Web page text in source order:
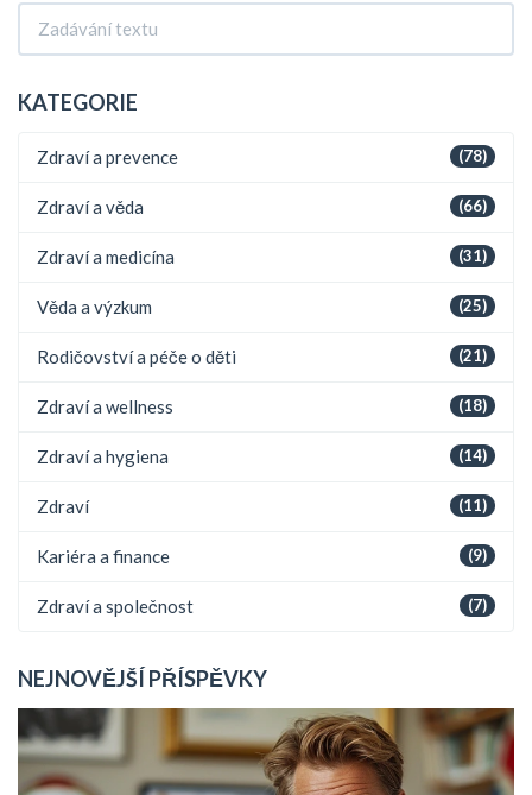
KATEGORIE
(78)
Zdraví a prevence
(66)
Zdraví a věda
(31)
Zdraví a medicína
(25)
Věda a výzkum
(21)
Rodičovství a péče o děti
(18)
Zdraví a wellness
(14)
Zdraví a hygiena
(11)
Zdraví
(9)
Kariéra a finance
(7)
Zdraví a společnost
NEJNOVĚJŠÍ PŘÍSPĚVKY